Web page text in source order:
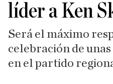
líder a Ken
Será el máximo
celebración de
en el partido